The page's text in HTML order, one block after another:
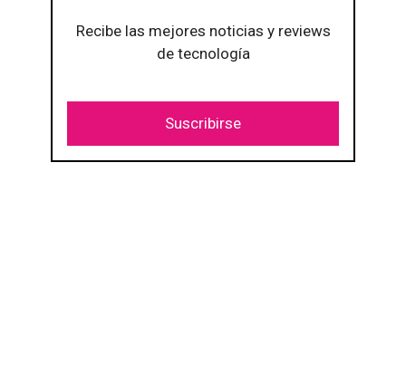
Recibe las mejores noticias y reviews
de tecnología
Suscribirse